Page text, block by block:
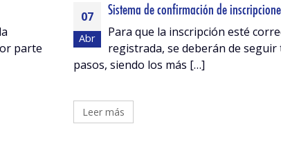
parte
07
Abr
Sistema de confirmación de
Para que la inscripción esté
registrada, se deberán de seguir
pasos, siendo los más […]
Leer más